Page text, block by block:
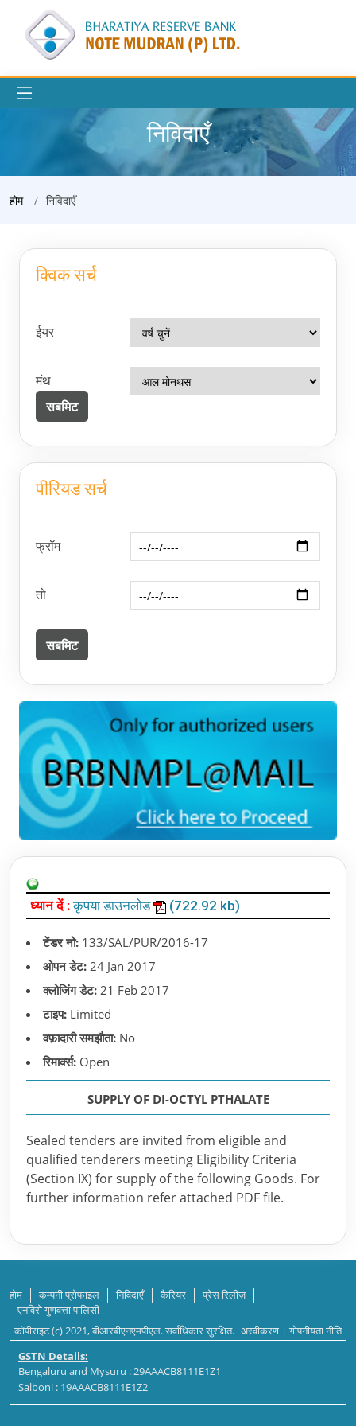
निविदाएँ
होम निविदाएँ
क्विक सर्च
ईयर
मंथ
पीरियड सर्च
फ्रॉम
तो
ध्यान दें :कृपया डाउनलोड (722.92 kb)
टेंडर नो: 133/SAL/PUR/2016-17
ओपन डेट: 24 Jan 2017
क्लोजिंग डेट: 21 Feb 2017
टाइप: Limited
वफ़ादारी समझौता: No
रिमार्क्स: Open
SUPPLY OF DI-OCTYL PTHALATE
Sealed tenders are invited from eligible and
qualified tenderers meeting Eligibility Criteria
(Section IX) for supply of the following Goods. For
further information refer attached PDF file.
होम कम्पनी प्रोफाइल निविदाएँ कैरियर
प्रेस रिलीज़
एनविरो गुणवत्ता पालिसी
कॉपीराइट (c) 2021, बीआरबीएनएमपीएल. सर्वाधिकार सुरक्षित. अस्वीकरण |गोपनीयता नीति
GSTN Details:
Bengaluru and Mysuru : 29AAACB8111E1Z1
Salboni : 19AAACB8111E1Z2